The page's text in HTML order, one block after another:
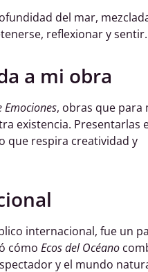
del mar,
reflexionar y sentir.
a mi obra
Emociones, obras que para
existencia. Presentarlas
que respira creatividad y
internacional, fue un
cómo Ecos del Océano
y el mundo